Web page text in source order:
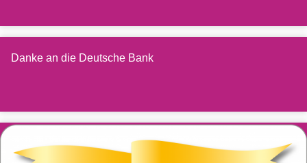
Danke an die Deutsche Bank